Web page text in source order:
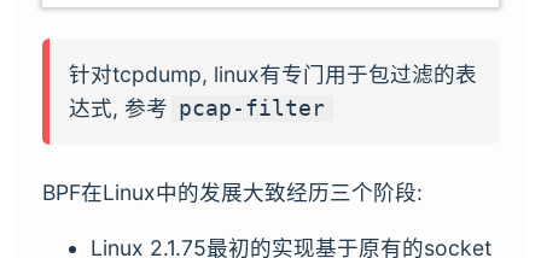
针对tcpdump, linux有专门用于包过滤的表
达式, 参考 pcap-filter
BPF在Linux中的发展大致经历三个阶段:
Linux 2.1.75最初的实现基于原有的socket